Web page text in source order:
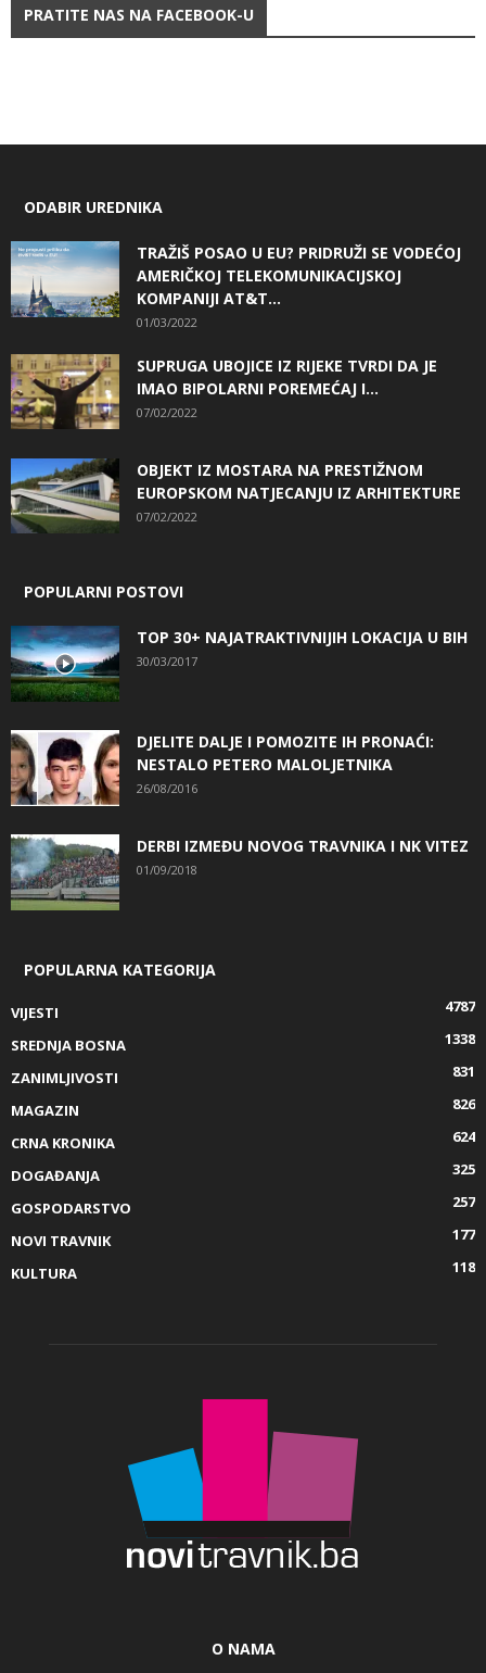
PRATITE NAS NA FACEBOOK-U
ODABIR UREDNIKA
TRAŽIŠ POSAO U EU? PRIDRUŽI SE VODEĆOJ
AMERIČKOJ TELEKOMUNIKACIJSKOJ
KOMPANIJI AT&T...
01/03/2022
SUPRUGA UBOJICE IZ RIJEKE TVRDI DA JE
IMAO BIPOLARNI POREMEĆAJ I...
07/02/2022
OBJEKT IZ MOSTARA NA PRESTIŽNOM
EUROPSKOM NATJECANJU IZ ARHITEKTURE
07/02/2022
POPULARNI POSTOVI
TOP 30+ NAJATRAKTIVNIJIH LOKACIJA U BIH
30/03/2017
DJELITE DALJE I POMOZITE IH PRONAĆI:
NESTALO PETERO MALOLJETNIKA
26/08/2016
DERBI IZMEĐU NOVOG TRAVNIKA I NK VITEZ
01/09/2018
POPULARNA KATEGORIJA
VIJESTI
4787
SREDNJA BOSNA
1338
ZANIMLJIVOSTI
831
MAGAZIN
826
CRNA KRONIKA
624
DOGAĐANJA
325
GOSPODARSTVO
257
NOVI TRAVNIK
177
KULTURA
118
O NAMA